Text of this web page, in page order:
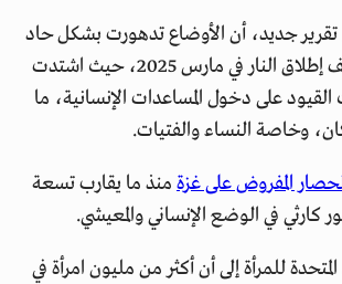
جديد، أن الأوضاع تدهورت بشكل حاد
منذ انهيار اتفاق وقف إطلاق النار في مارس 2025، حيث اشتدت
على دخول المساعدات الإنسانية، ما
وخاصة النساء والفتيات.
المفروض على غزة منذ ما يقارب تسعة
كارثي في الوضع الإنساني والمعيشي.
للمرأة إلى أن أكثر من مليون امرأة في